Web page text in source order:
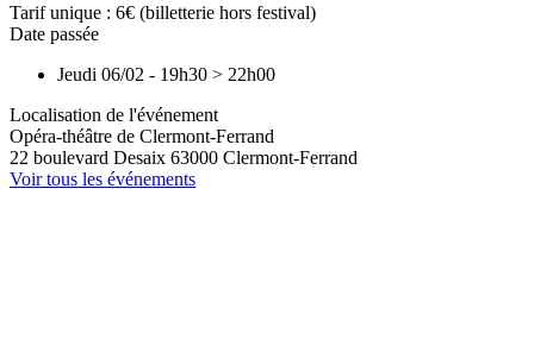
Tarif unique : 6€ (billetterie hors festival)
Date passée
Jeudi 06/02 - 19h30 > 22h00
Localisation de l'événement
Opéra-théâtre de Clermont-Ferrand
22 boulevard Desaix 63000 Clermont-Ferrand
Voir tous les événements